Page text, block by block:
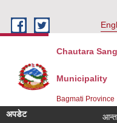
Chautara
Municipality
Bagmati Province
अपडेट